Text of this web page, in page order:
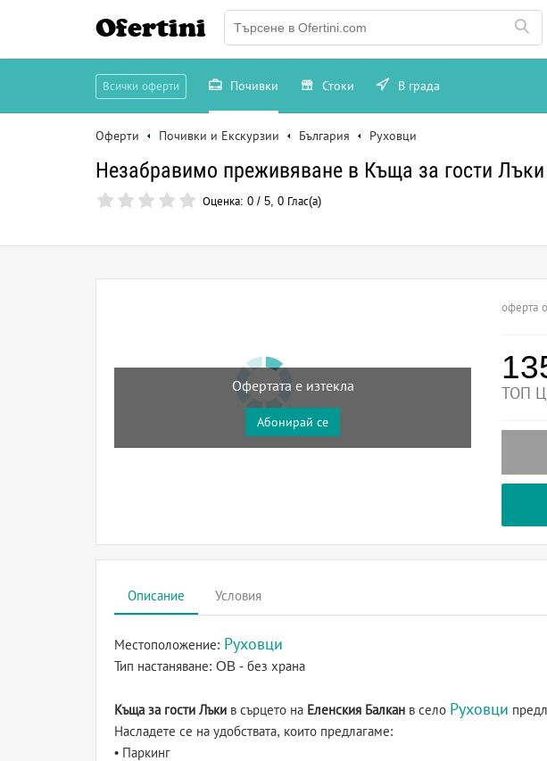
Ofertini
Всички оферти Почивки Стоки В града
Оферти Почивки и Екскурзии България Руховци
Незабравимо преживяване в Къща за гости
Оценка: 0 / 5, 0 Глас(а)
Офертата е изтекла
Абонирай се
оферта
ТОП
Описание Условия
Местоположение: Руховци
Тип настаняване: OB - без храна
Къща за гости Лъки в сърцето на Еленския Балкан в село Руховци
Насладете се на удобствата, които предлагаме:
• Паркинг